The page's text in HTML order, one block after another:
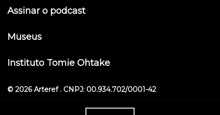
Assinar o podcast
Museus
Instituto Tomie Ohtake
© 2026 Arteref . CNPJ: 00.934.702/0001-42